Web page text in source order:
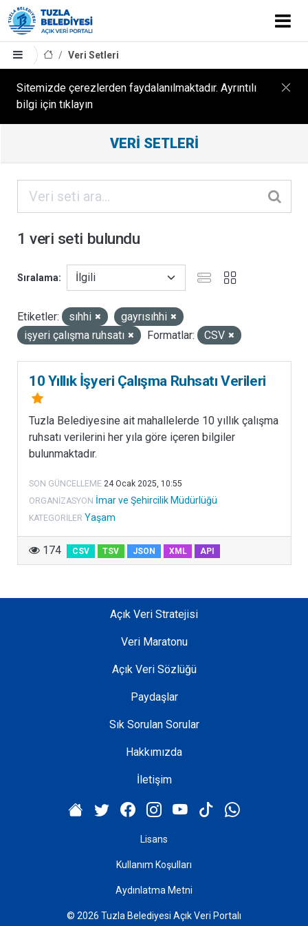
Veri Setleri
Sitemizde çerezlerden faydalanılmaktadır. Ayrıntılı
bilgi için tıklayın
Sonuçları
ORGANIZASYONLAR
KATEGORILER
ETIKETLER
LISANSLAR
VERI SETLERI
1 veri seti bulundu
Sıralama
Etiketler: sıhhi
gayrısıhhi
işyeri çalışma ruhsatı
Formatlar: CSV
10 Yıllık İşyeri Çalışma Ruhsatı Verileri
Tuzla Belediyesine ait mahallelerde 10 yıllık çalışma
ruhsatı verilerini her yıla göre içeren bilgiler
bulunmaktadır.
SON GÜNCELLEME 24 Ocak 2025, 10:55
ORGANIZASYON İmar ve Şehircilik Müdürlüğü
KATEGORILER Yaşam
174 CSV TSV JSON XML API
Açık Veri Stratejisi
Veri Maratonu
Açık Veri Sözlüğü
Paydaşlar
Sık Sorulan Sorular
Hakkımızda
İletişim
Lisans
Kullanım Koşulları
Aydınlatma Metni
© 2026 Tuzla Belediyesi Açık Veri Portalı